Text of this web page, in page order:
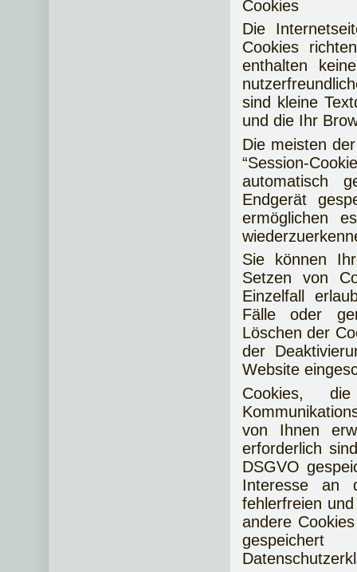
Cookies
Die
Cookies
enthalten
sind kleine
und die Ihr
Die meisten
“Session-
automatisch
Endgerät
ermöglichen
Sie können
Setzen von
Einzelfall
Fälle oder
Löschen der
der
Website
Cookies,
von Ihnen
erforderlich
DSGVO
Interesse an
fehlerfreien
andere